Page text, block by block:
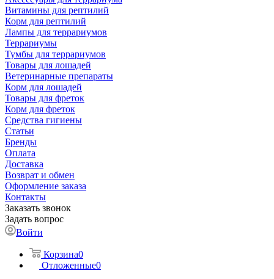
Витамины для рептилий
Корм для рептилий
Лампы для террариумов
Террариумы
Тумбы для террариумов
Товары для лошадей
Ветеринарные препараты
Корм для лошадей
Товары для фреток
Корм для фреток
Средства гигиены
Статьи
Бренды
Оплата
Доставка
Возврат и обмен
Оформление заказа
Контакты
Заказать звонок
Задать вопрос
Войти
Корзина0
Отложенные0